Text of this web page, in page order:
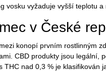
vosku vyžaduje vyšší teplotu
v České
konopí prvním rostlinným
CBD produkty jsou legální,
THC nad 0,3 % je